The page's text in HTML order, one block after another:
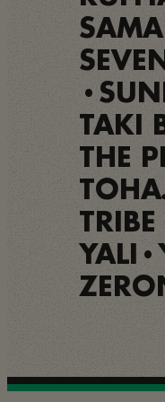
•
TAKI
THE
YALI •